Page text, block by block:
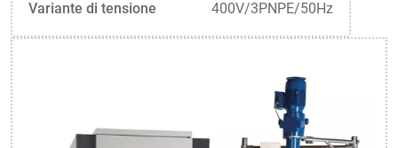
Variante di tensione 400V/3PNPE/50Hz